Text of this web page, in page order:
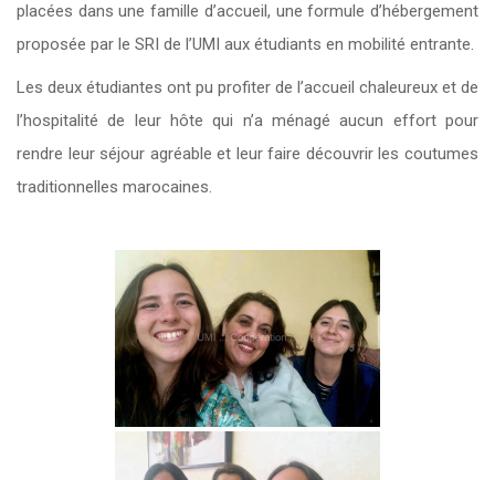
placées dans une famille d’accueil, une formule d’hébergement
proposée par le SRI de l’UMI aux étudiants en mobilité entrante.
Les deux étudiantes ont pu profiter de l’accueil chaleureux et de
l’hospitalité de leur hôte qui n’a ménagé aucun effort pour
rendre leur séjour agréable et leur faire découvrir les coutumes
traditionnelles marocaines.